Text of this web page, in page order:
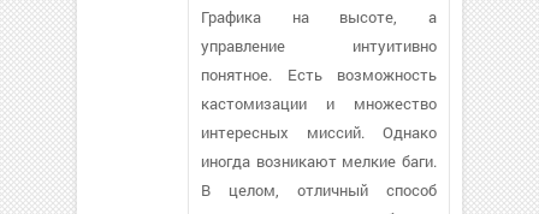
Графика на высоте, а
управление интуитивно
понятное. Есть возможность
кастомизации и множество
интересных миссий. Однако
иногда возникают мелкие баги.
В целом, отличный способ